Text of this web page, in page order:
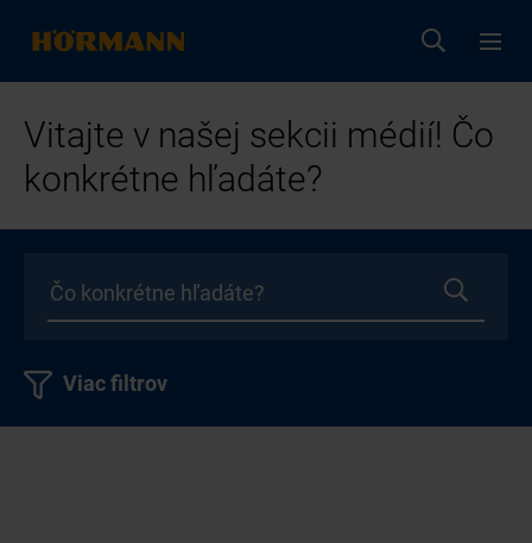
Vitajte v našej sekcii médií! Čo
konkrétne hľadáte?
Viac filtrov